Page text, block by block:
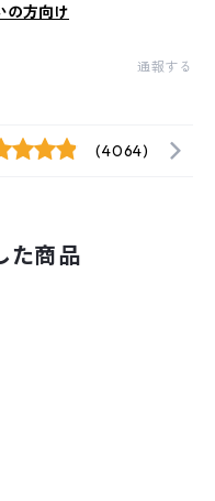
の方向け
通報する
(4064)
た商品